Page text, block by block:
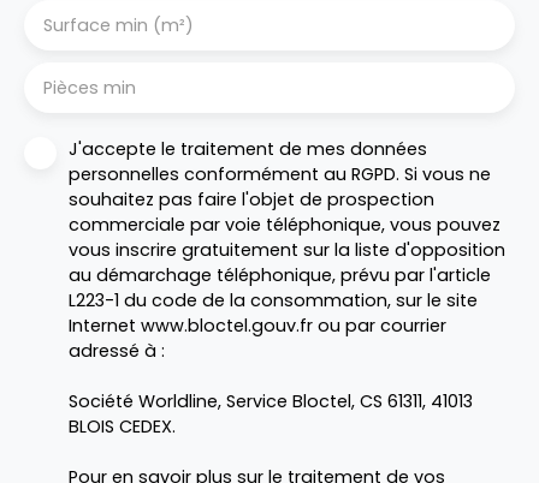
Surface min (m²)
Pièces min
J'accepte le traitement de mes données
personnelles conformément au RGPD. Si vous ne
souhaitez pas faire l'objet de prospection
commerciale par voie téléphonique, vous pouvez
vous inscrire gratuitement sur la liste d'opposition
au démarchage téléphonique, prévu par l'article
L223-1 du code de la consommation, sur le site
Internet www.bloctel.gouv.fr ou par courrier
adressé à :
Société Worldline, Service Bloctel, CS 61311, 41013
BLOIS CEDEX.
Pour en savoir plus sur le traitement de vos